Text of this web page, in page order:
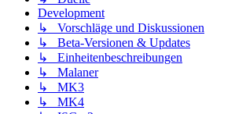
Development
↳ Vorschläge und Diskussionen
↳ Beta-Versionen & Updates
↳ Einheitenbeschreibungen
↳ Malaner
↳ MK3
↳ MK4